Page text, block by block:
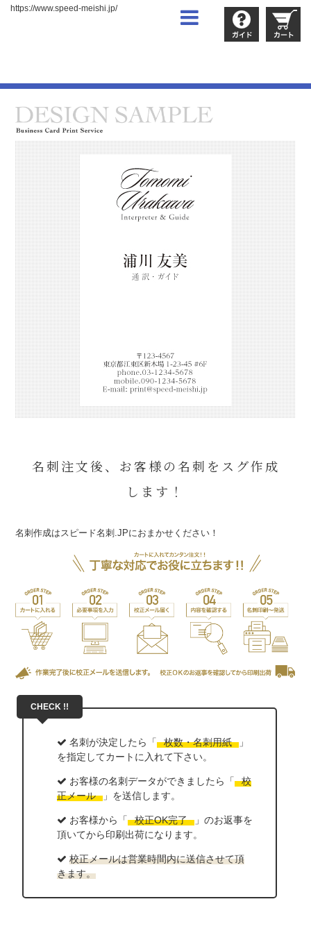
https://www.speed-meishi.jp/
名刺注文後、お客様の名刺をスグ作成
します！
名刺作成はスピード名刺.JPにおまかせください！
名刺が決定したら「 枚数・名刺用紙
」
を指定してカートに入れて下さい。
お客様の名刺データができましたら「
校
正メール
」を送信します。
お客様から「 校正OK完了
」のお返事を
頂いてから印刷出荷になります。
校正メールは営業時間内に送信させて頂
きます。